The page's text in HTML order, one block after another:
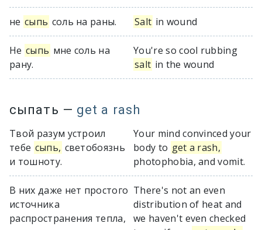
не сыпь соль на раны. Salt in wound
Не сыпь мне соль на
рану.
You're so cool rubbing
salt in the wound
сыпать — get a rash
Твой разум устроил
тебе сыпь, светобоязнь
и тошноту.
Your mind convinced your
body to get a rash,
photophobia, and vomit.
В них даже нет простого
источника
распространения тепла,
There's not an even
distribution of heat and
we haven't even checked